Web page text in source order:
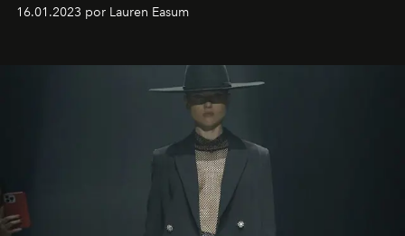
transportador AMTD abrindo caminho para muitos
por propósitos, com um claro senso de missão na vida e
16.01.2023 por Lauren Easum